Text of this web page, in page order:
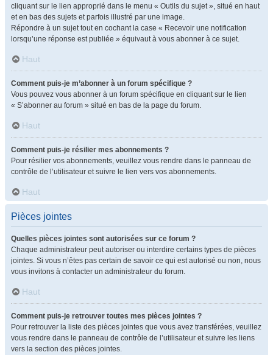
cliquant sur le lien approprié dans le menu « Outils du sujet », situé en haut
et en bas des sujets et parfois illustré par une image.
Répondre à un sujet tout en cochant la case « Recevoir une notification
lorsqu’une réponse est publiée » équivaut à vous abonner à ce sujet.
Haut
Comment puis-je m’abonner à un forum spécifique ?
Vous pouvez vous abonner à un forum spécifique en cliquant sur le lien
« S’abonner au forum » situé en bas de la page du forum.
Haut
Comment puis-je résilier mes abonnements ?
Pour résilier vos abonnements, veuillez vous rendre dans le panneau de
contrôle de l’utilisateur et suivre le lien vers vos abonnements.
Haut
Pièces jointes
Quelles pièces jointes sont autorisées sur ce forum ?
Chaque administrateur peut autoriser ou interdire certains types de pièces
jointes. Si vous n’êtes pas certain de savoir ce qui est autorisé ou non, nous
vous invitons à contacter un administrateur du forum.
Haut
Comment puis-je retrouver toutes mes pièces jointes ?
Pour retrouver la liste des pièces jointes que vous avez transférées, veuillez
vous rendre dans le panneau de contrôle de l’utilisateur et suivre les liens
vers la section des pièces jointes.